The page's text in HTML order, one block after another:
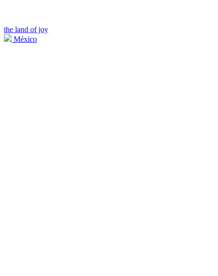
the land of joy
México